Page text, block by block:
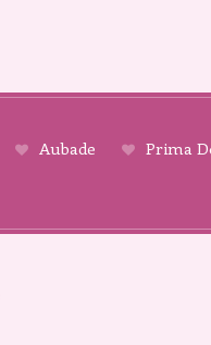
Aubade Prima